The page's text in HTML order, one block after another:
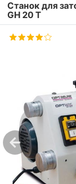
Станок для
GH 20 T